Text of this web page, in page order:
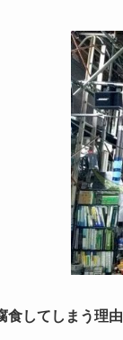
食してしまう理由